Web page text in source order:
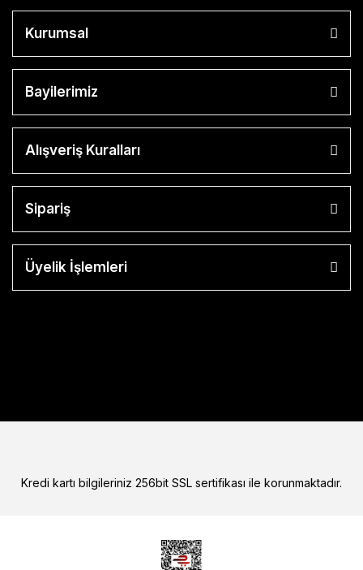
Kurumsal
Bayilerimiz
Alışveriş Kuralları
Sipariş
Üyelik İşlemleri
Kredi kartı bilgileriniz 256bit SSL sertifikası ile korunmaktadır.